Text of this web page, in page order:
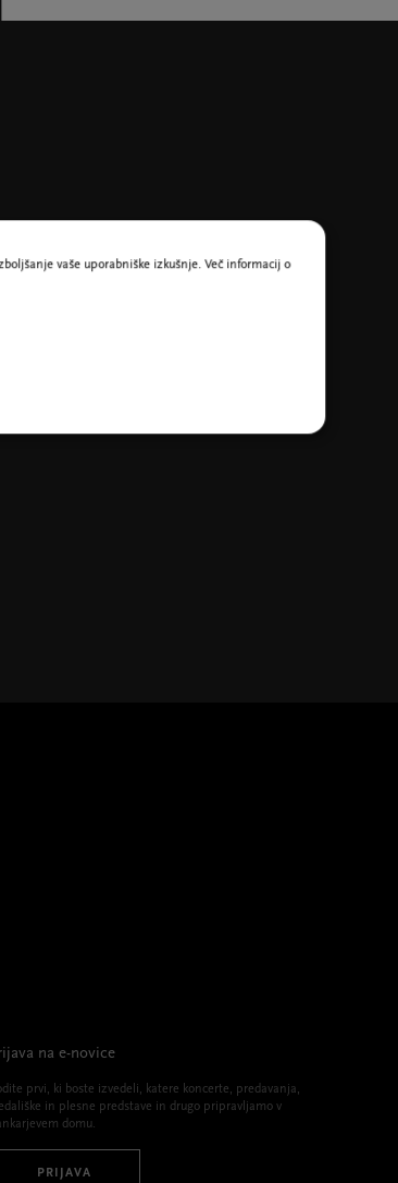
na e-novice
prvi, ki boste izvedeli, katere koncerte, predavanja,
in plesne predstave in drugo pripravljamo v
domu.
PRIJAVA
vaše uporabniške izkušnje. Več informacij o